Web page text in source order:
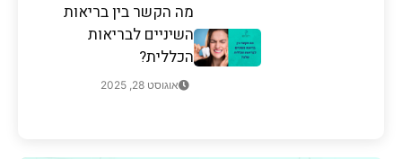
מה הקשר בין בריאות
השיניים לבריאות
הכללית?
אוגוסט 28, 2025